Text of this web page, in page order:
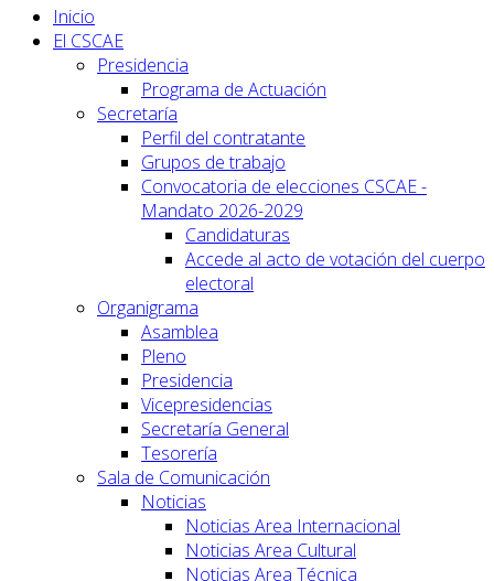
Inicio
El CSCAE
Presidencia
Programa de Actuación
Secretaría
Perfil del contratante
Grupos de trabajo
Convocatoria de elecciones CSCAE -
Mandato 2026-2029
Candidaturas
Accede al acto de votación del cuerpo
electoral
Organigrama
Asamblea
Pleno
Presidencia
Vicepresidencias
Secretaría General
Tesorería
Sala de Comunicación
Noticias
Noticias Area Internacional
Noticias Area Cultural
Noticias Area Técnica